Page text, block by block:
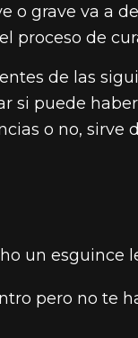
o grave va a
proceso de
de las
si puede
o no,
un esguince
pero no te